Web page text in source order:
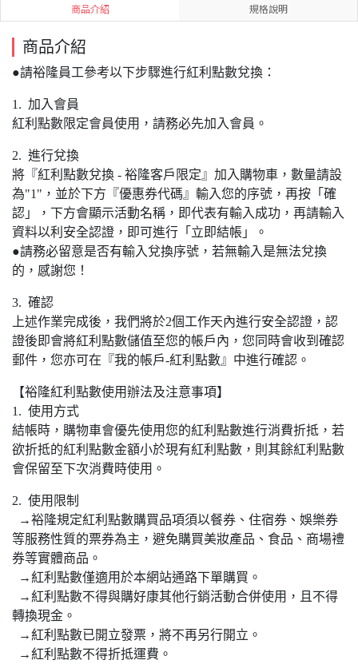
商品介紹 規格說明
商品介紹
●請裕隆員工參考以下步驟進行紅利點數兌換：
1. 加入會員
紅利點數限定會員使用，請務必先加入會員。
2. 進行兌換
將『紅利點數兌換 - 裕隆客戶限定』加入購物車，數量請設
為"1"，並於下方『優惠券代碼』輸入您的序號，再按「確
認」，下方會顯示活動名稱，即代表有輸入成功，再請輸入
資料以利安全認證，即可進行「立即結帳」。
●請務必留意是否有輸入兌換序號，若無輸入是無法兌換
的，感謝您！
3. 確認
上述作業完成後，我們將於2個工作天內進行安全認證，認
證後即會將紅利點數儲值至您的帳戶內，您同時會收到確認
郵件，您亦可在『我的帳戶-紅利點數』中進行確認。
【裕隆紅利點數使用辦法及注意事項】
1. 使用方式
結帳時，購物車會優先使用您的紅利點數進行消費折抵，若
欲折抵的紅利點數金額小於現有紅利點數，則其餘紅利點數
會保留至下次消費時使用。
2. 使用限制
→裕隆規定紅利點數購買品項須以餐券、住宿券、娛樂券
等服務性質的票券為主，避免購買美妝產品、食品、商場禮
券等實體商品。
→紅利點數僅適用於本網站通路下單購買。
→紅利點數不得與購好康其他行銷活動合併使用，且不得
轉換現金。
→紅利點數已開立發票，將不再另行開立。
→紅利點數不得折抵運費。